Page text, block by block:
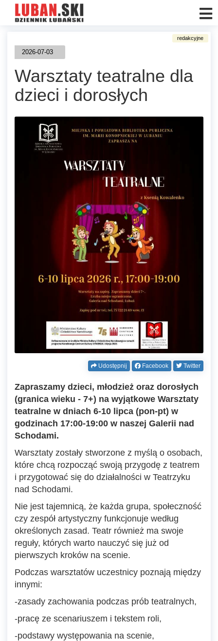
2026-07-03
Warsztaty teatralne dla
dzieci i dorosłych
Udostępnij Facebook Twitter
Zapraszamy dzieci, młodzież oraz dorosłych
(granica wieku - 7+) na wyjątkowe Warsztaty
teatralne w dniach 6-10 lipca (pon-pt) w
godzinach 17:00-19:00 w naszej Galerii nad
Schodami.
Warsztaty zostały stworzone z myślą o osobach,
które chcą rozpocząć swoją przygodę z teatrem
i przygotować się do działalności w Teatrzyku
nad Schodami.
Nie jest tajemnicą, że każda grupa, społeczność
czy zespół artystyczny funkcjonuje według
określonych zasad. Teatr również ma swoje
reguły, których warto nauczyć się już od
pierwszych kroków na scenie.
Podczas warsztatów uczestnicy poznają między
innymi:
-zasady zachowania podczas prób teatralnych,
-pracę ze scenariuszem i tekstem roli,
-podstawy występowania na scenie,